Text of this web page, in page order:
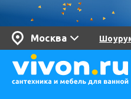
Москва